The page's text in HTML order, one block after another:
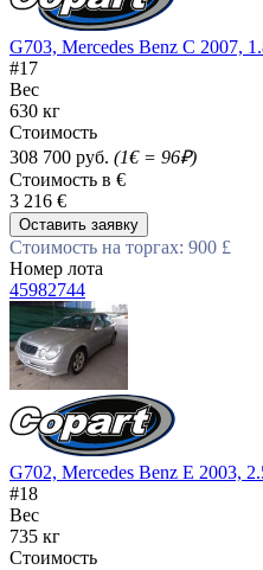
G703, Mercedes Benz C 2007,
#17
Вес
630 кг
Стоимость
308 700 руб. (1€ = 96₽)
Стоимость в €
3 216 €
Оставить заявку
Стоимость на торгах: 900 £
Номер лота
45982744
G702, Mercedes Benz E 2003,
#18
Вес
735 кг
Стоимость